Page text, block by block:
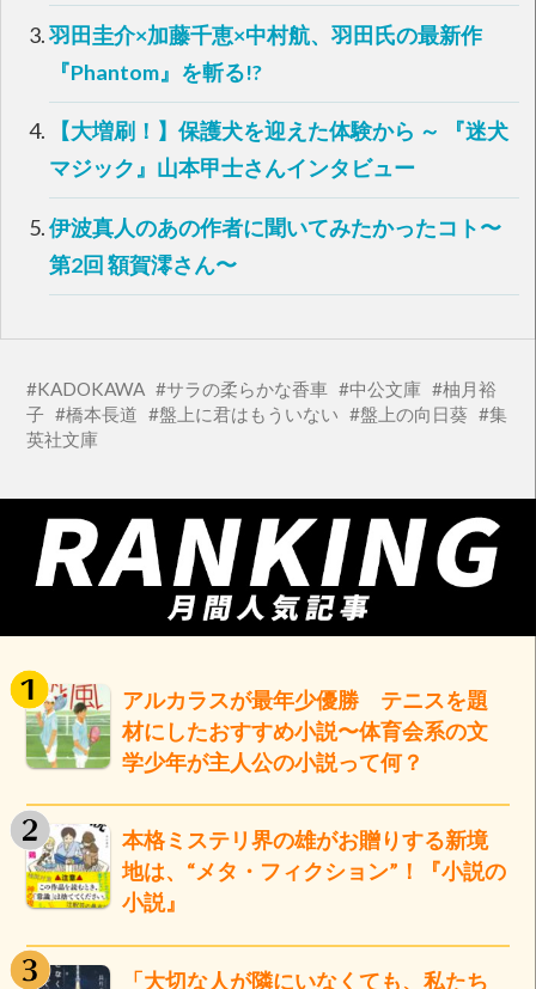
す
)
ウ
ィ
で
き
ま
す
羽田圭介×加藤千恵×中村航、羽田氏の最新作
『Phantom』を斬る!?
【大増刷！】保護犬を迎えた体験から ～ 『迷犬
マジック』山本甲士さんインタビュー
伊波真人のあの作者に聞いてみたかったコト〜
第2回 額賀澪さん〜
KADOKAWA サラの柔らかな香車 中公文庫
柚月裕
子
橋本長道 盤上に君はもういない 盤上の向日葵
集
英社文庫
アルカラスが最年少優勝 テニスを題
材にしたおすすめ小説〜体育会系の文
学少年が主人公の小説って何？
本格ミステリ界の雄がお贈りする新境
地は、“メタ・フィクション”！『小説の
小説』
「大切な人が隣にいなくても、私たち